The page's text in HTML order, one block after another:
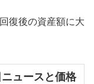
復後の資産額に大
ュースと価格